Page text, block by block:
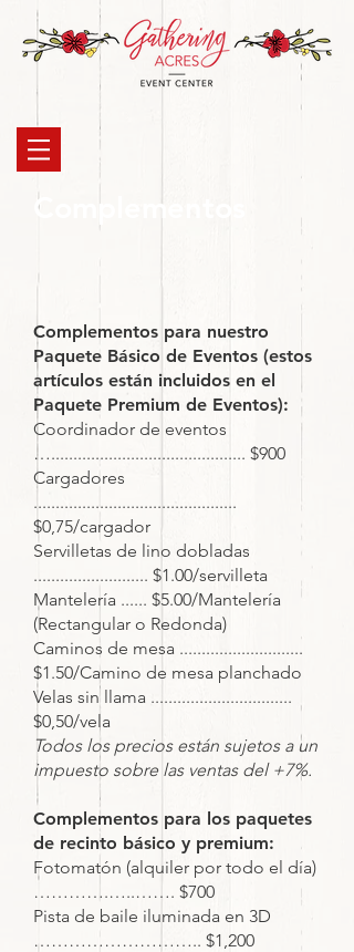
Complementos
Complementos para nuestro
Paquete Básico de Eventos (estos
artículos están incluidos en el
Paquete Premium de Eventos):
Coordinador de eventos
…............................................ $900
Cargadores
..............................................
$0,75/cargador
Servilletas de lino dobladas
.......................... $1.00/servilleta
Mantelería ...... $5.00/Mantelería
(Rectangular o Redonda)
Caminos de mesa ............................
$1.50/Camino de mesa planchado
Velas sin llama ................................
$0,50/vela
Todos los precios están sujetos a un
impuesto sobre las ventas del +7%.
Complementos para los paquetes
de recinto básico y premium:
Fotomatón (alquiler por todo el día)
………….…..……. $700
Pista de baile iluminada en 3D
……………………….. $1,200